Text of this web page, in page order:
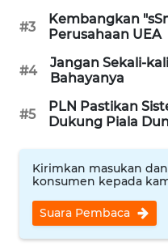
#3
Kembangkan
Perusahaan UEA
#4
Jangan Sekali-
Bahayanya
#5
PLN Pastikan
Dukung Piala
Kirimkan masukan
konsumen kepada
Suara Pembaca
WN
PRIANGAN
TIMUR
WN
SEMARANG
WN
SOLO
WN
BOROBUDUR